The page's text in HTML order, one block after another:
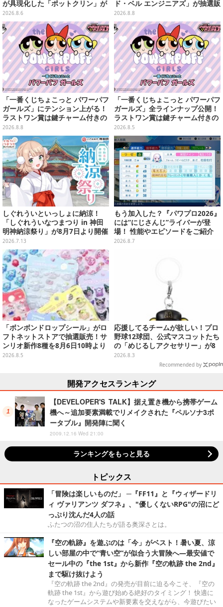
が具現化した「ポットクリン」が
貯金箱としてプライズ展開
2026.8.6
ド・ベル エンジニアズ」が抽選販
売
2026.8.8
「一番くじちょこっと パワーパフ
ガールズ」にテンション上がる！
ラストワン賞は鍵チャーム付きの
シール帳スペシャルセット
2026.8.8
「一番くじちょこっと パワーパフ
ガールズ」全ラインナップ公開！
ラストワン賞は鍵チャーム付きの
シール帳スペシャルセットを用意
2026.8.5
しぐれういといっしょに納涼！
「しぐれういなつまつり in 神田
明神納涼祭り」が8月7日より開催
決定
2026.7.13
もう加入した？『パワプロ2026』
には“にじさんじ”ライバーが登
場！ 性能やエピソードをご紹介
2026.8.7
「ボンボンドロップシール」がロ
フトネットストアで抽選販売！サ
ンリオ新作8種を8月6日10時より
受付開始
2026.8.5
応援してるチームが欲しい！プロ
野球12球団、公式マスコットたち
の「めじるしアクセサリー」が8
月第2週より再販
2026.8.3
Recommended by
開発アクセスランキング
【DEVELOPER'S TALK】据え置き機から携帯ゲーム
機へ～追加要素満載でリメイクされた『ペルソナ3ポ
ータブル』開発陣に聞く
2009.12.16 Wed 21:00
ランキングをもっと見る
トピックス
「冒険は楽しいものだ」 ─『FF11』と『ウィザードリ
ィ ヴァリアンツ ダフネ』、"優しくないRPG"の沼にど
っぷり沈んだ4人の話
ふたつの沼の住人たちが語る奥深さとは。
『空の軌跡』を遊ぶのは「今」がベスト！暑い夏、涼
しい部屋の中で“青い空”が似合う大冒険へ―最安値で
セール中の『the 1st』から新作『空の軌跡 the 2nd』
まで駆け抜けよう
『空の軌跡 the 2nd』の発売が目前に迫る今こそ、『空の
軌跡 the 1st』から遊び始める絶好のタイミング！ 快適に
なったゲームシステムや新要素を交えながら、今遊びたい